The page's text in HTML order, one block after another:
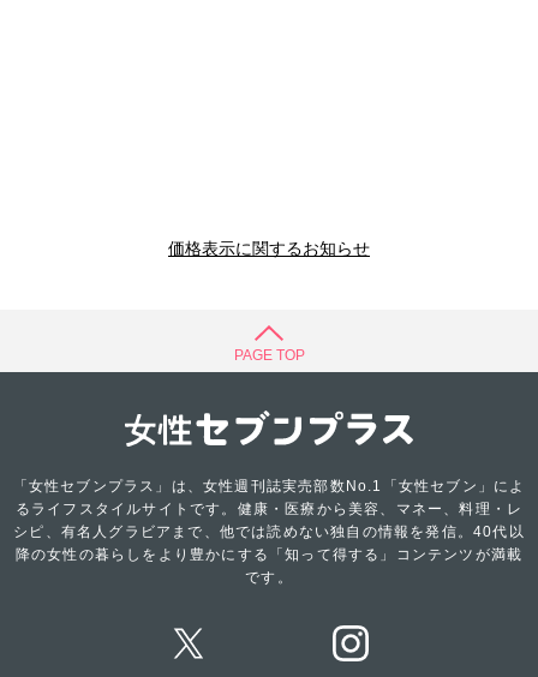
価格表示に関するお知らせ
PAGE TOP
「女性セブンプラス」は、女性週刊誌実売部数No.1「女性セブン」によ
るライフスタイルサイトです。健康・医療から美容、マネー、料理・レ
シピ、有名人グラビアまで、他では読めない独自の情報を発信。40代以
降の女性の暮らしをより豊かにする「知って得する」コンテンツが満載
です。